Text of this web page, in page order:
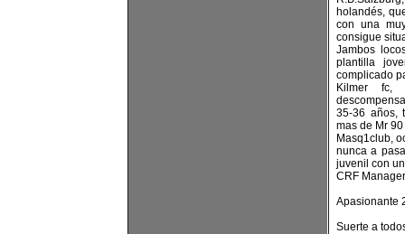
holandés,
con una
consigue
Jambos
plantilla
complicado
Kilmer fc,
35-36 años,
mas de Mr
Masq1club,
nunca a
juvenil con
CRF
Apasionante
Suerte a